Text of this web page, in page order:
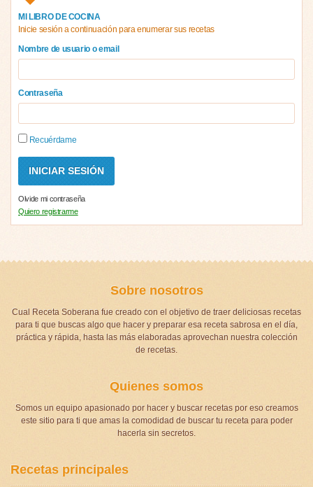
MI LIBRO DE COCINA
Inicie sesión a continuación para enumerar sus recetas
Nombre de usuario o email
Contraseña
Recuérdame
Olvide mi contraseña
Quiero registrarme
Sobre nosotros
Cual Receta Soberana fue creado con el objetivo de traer deliciosas recetas
para ti que buscas algo que hacer y preparar esa receta sabrosa en el día,
práctica y rápida, hasta las más elaboradas aprovechan nuestra colección
de recetas.
Quienes somos
Somos un equipo apasionado por hacer y buscar recetas por eso creamos
este sitio para ti que amas la comodidad de buscar tu receta para poder
hacerla sin secretos.
Recetas principales